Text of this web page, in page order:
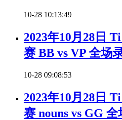
10-28 10:13:49
2023年10月28日
赛 BB vs VP 全场
10-28 09:08:53
2023年10月28日
赛 nouns vs GG